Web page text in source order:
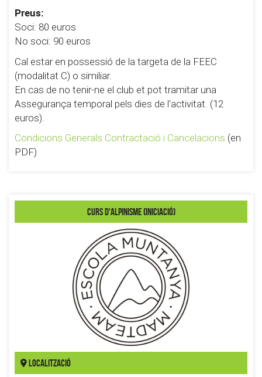
Preus:
Soci: 80 euros
No soci: 90 euros
Cal estar en possessió de la targeta de la FEEC
(modalitat C) o similiar.
En cas de no tenir-­ne el club et pot tramitar una
Assegurança temporal pels dies de l'activitat. (12
euros).
Condicions Generals Contractació i Cancelacions (en
PDF)
Curs d'Alpinisme (iniciació)
Localització